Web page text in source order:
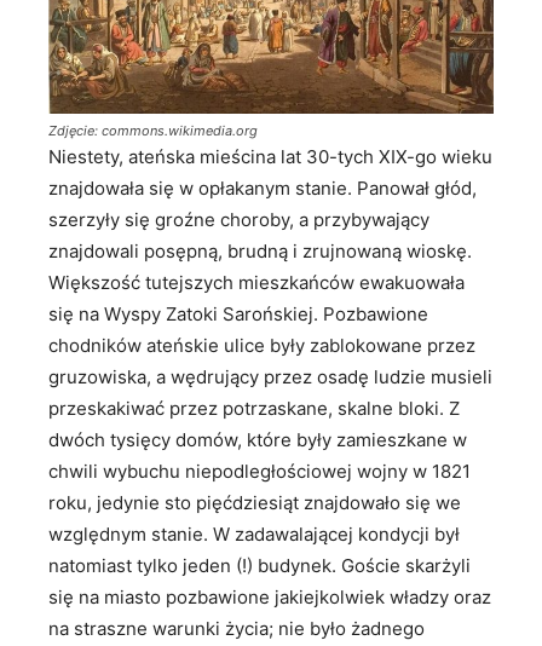
Zdjęcie: commons.wikimedia.org
Niestety, ateńska mieścina lat 30-tych XIX-go wieku
znajdowała się w opłakanym stanie. Panował głód,
szerzyły się groźne choroby, a przybywający
znajdowali posępną, brudną i zrujnowaną wioskę.
Większość tutejszych mieszkańców ewakuowała
się na Wyspy Zatoki Sarońskiej. Pozbawione
chodników ateńskie ulice były zablokowane przez
gruzowiska, a wędrujący przez osadę ludzie musieli
przeskakiwać przez potrzaskane, skalne bloki. Z
dwóch tysięcy domów, które były zamieszkane w
chwili wybuchu niepodległościowej wojny w 1821
roku, jedynie sto pięćdziesiąt znajdowało się we
względnym stanie. W zadawalającej kondycji był
natomiast tylko jeden (!) budynek. Goście skarżyli
się na miasto pozbawione jakiejkolwiek władzy oraz
na straszne warunki życia; nie było żadnego